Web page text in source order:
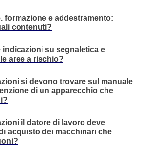
formazione e addestramento:
contenuti?
indicazioni su segnaletica e
aree a rischio?
si devono trovare sul manuale
di un apparecchio che
il datore di lavoro deve
acquisto dei macchinari che